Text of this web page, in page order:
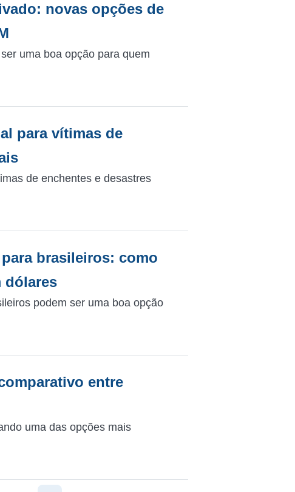
novas opções de
uma boa opção para quem
para vítimas de
de enchentes e desastres
brasileiros: como
dólares
podem ser uma boa opção
entre
uma das opções mais